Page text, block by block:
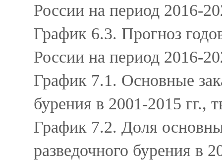
России на период 2016-
График 6.3. Прогноз
России на период 2016-
График 7.1. Основные
бурения в 2001-2015 гг.,
График 7.2. Доля
разведочного бурения в